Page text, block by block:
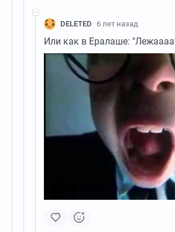
DELETED 6 лет назад
Или как в Ералаше: